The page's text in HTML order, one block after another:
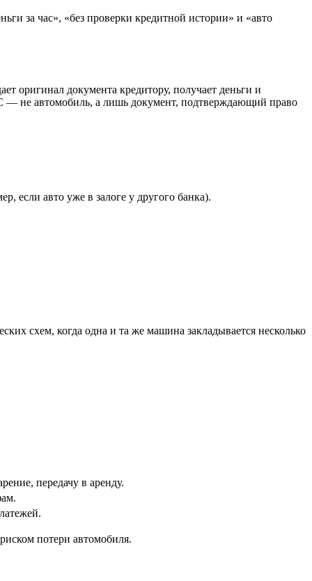
за час», «без проверки кредитной истории» и «авто
оригинал документа кредитору, получает деньги и
— не автомобиль, а лишь документ, подтверждающий право
если авто уже в залоге у другого банка).
схем, когда одна и та же машина закладывается несколько
передачу в аренду.
потери автомобиля.